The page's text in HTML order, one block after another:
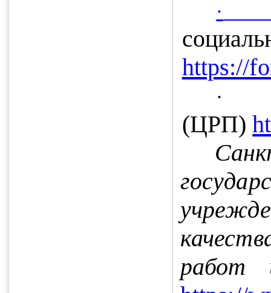
·
https://
·
(ЦРП)
работ